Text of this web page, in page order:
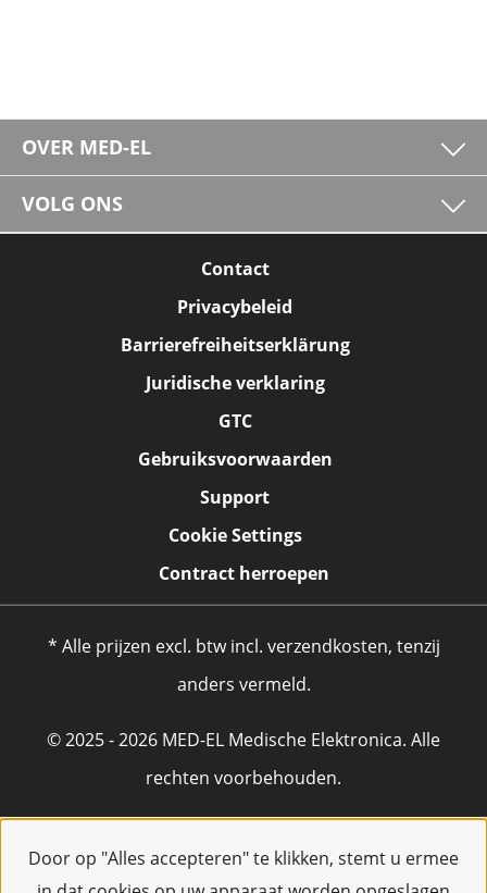
Door op "Alles accepteren" te klikken, stemt u ermee
OVER MED-EL
VOLG ONS
Contact
Privacybeleid
Barrierefreiheitserklärung
Juridische verklaring
GTC
Gebruiksvoorwaarden
Support
Cookie Settings
Contract herroepen
* Alle prijzen excl. btw incl. verzendkosten, tenzij
anders vermeld.
© 2025 - 2026 MED-EL Medische Elektronica. Alle
rechten voorbehouden.